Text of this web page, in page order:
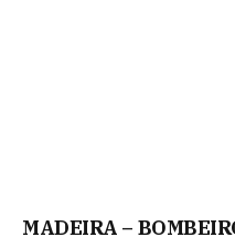
MADEIRA –